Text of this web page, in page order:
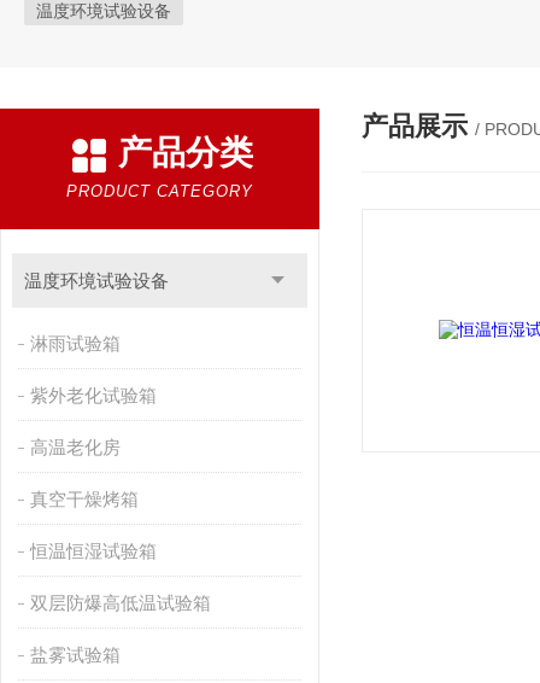
温度环境试验设备
产品分类
PRODUCT CATEGORY
温度环境试验设备
淋雨试验箱
紫外老化试验箱
高温老化房
真空干燥烤箱
恒温恒湿试验箱
双层防爆高低温试验箱
盐雾试验箱
产品展示 /